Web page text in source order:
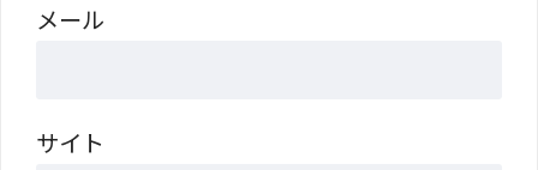
メール
サイト